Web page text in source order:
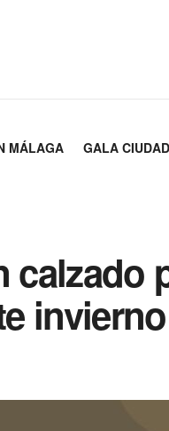
MÁLAGA GALA
calzado
invierno